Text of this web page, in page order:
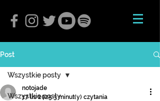
Post
Wszystkie posty
Wszystkie posty
notojade
17 lis 2025 3 minut(y) czytania